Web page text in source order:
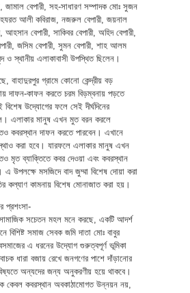
জামাল বেপারী, সহ-সাধারণ সম্পাদক মোঃ সুজন
আলী কবিরাজ, নজরুল বেপারী, জয়নাল
আহসান বেপারী, সাকিবর বেপারী, অহিদ বেপারী,
জসিম বেপারী, সুমন বেপারী, শাহ আলম
ও স্থানীয় এলাকাবাসী উপস্থিত ছিলেন।
বাহাদুরপুর গ্রামে কোনো কেন্দ্রীয় বড়
দাফন-কাফন করতে চরম বিড়ম্বনায় পড়তে
উদ্যোগের ফলে সেই দীর্ঘদিনের
এলাকার মানুষ এখন মুত বরন করলে
কবরস্থান দাফন করতে পারবেন। এখানে
করা হবে। যারফলে এলাকার মানুষ এখন
মৃত ব্যাক্তিতে কবর দেওয়া এবং কবরস্থান
এ উপলক্ষে মসজিদে বাদ জুম্মা বিশেষ দোয়া করা
কল্যাণ কামনায় বিশেষ মোনাজাত করা হয়।
প্রশংসা-
সচেতন মহল মনে করছে, একটি আদর্শ
বিশিষ্ট সমাজ সেবক জমি দাতা মোঃ বাবুর
এ ধরনের উদ্যোগ গুরুত্বপূর্ণ ভূমিকা
ধারা বজায় রেখে জনগণের পাশে দাঁড়ানোর
অন্যদের জন্য অনুকরণীয় হয়ে থাকবে।
কেবল কবরস্থান অবকাঠামোগত উন্নয়ন নয়,